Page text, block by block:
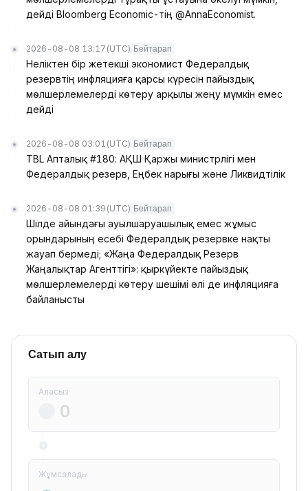
дейді Bloomberg Economic-тің @AnnaEconomist.
2026-08-08 13:17 (UTC) Бейтарап
Неліктен бір жетекші экономист Федералдық
резервтің инфляцияға қарсы күресін пайыздық
мөлшерлемелерді көтеру арқылы жеңу мүмкін емес
дейді
2026-08-08 03:01 (UTC) Бейтарап
TBL Апталық #180: АҚШ Қаржы министрлігі мен
Федералдық резерв, Еңбек нарығы және Ликвидтілік
2026-08-08 01:39 (UTC) Бейтарап
Шілде айындағы ауылшаруашылық емес жұмыс
орындарының есебі Федералдық резервке нақты
жауап бермеді; «Жаңа Федералдық Резерв
Жаңалықтар Агенттігі»: қыркүйекте пайыздық
мөлшерлемелерді көтеру шешімі әлі де инфляцияға
байланысты
Сатып алу
Аласыз
Жұмсалады